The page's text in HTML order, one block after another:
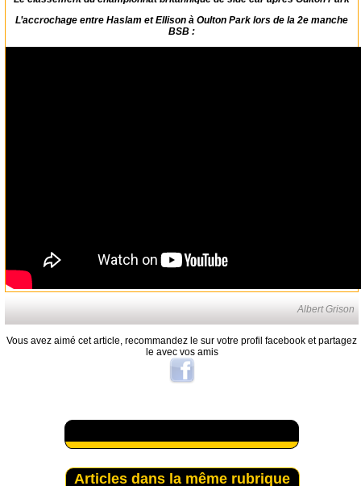
L’accrochage entre Haslam et Ellison à Oulton Park lors de la 2e manche
BSB :
Albert Grison
Vous avez aimé cet article, recommandez le sur votre profil facebook et partagez
le avec vos amis
Articles dans la même rubrique